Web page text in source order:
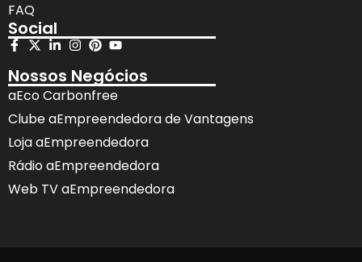
FAQ
Social
Nossos Negócios
aEco Carbonfree
Clube aEmpreendedora de Vantagens
Loja aEmpreendedora
Rádio aEmpreendedora
Web TV aEmpreendedora